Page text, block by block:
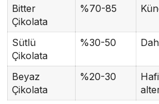
Bitter
Çikolata
%70-85
Sütlü
Çikolata
%30-50
Beyaz
Çikolata
%20-30